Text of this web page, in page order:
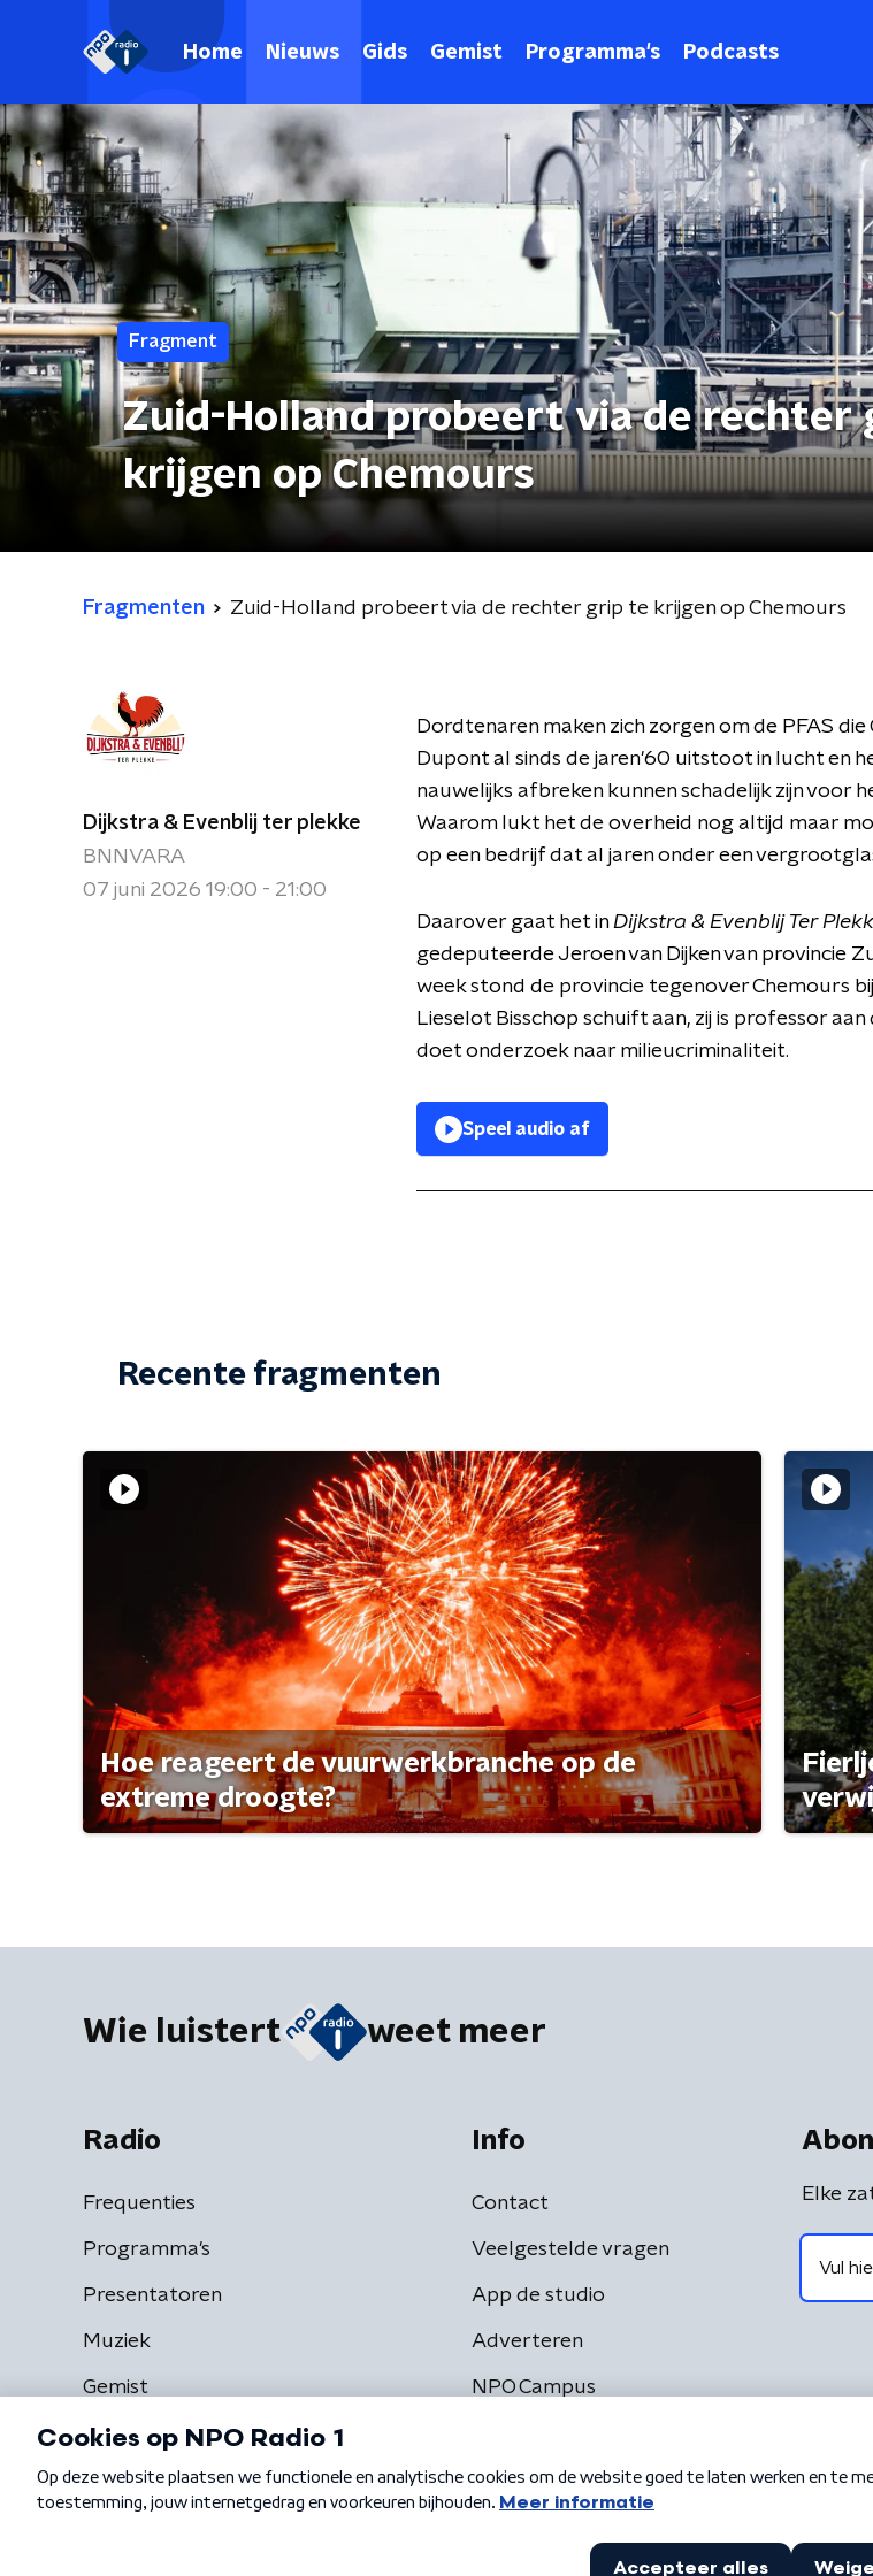
Home Nieuws Gids Gemist Programma's Podcasts
Fragment
Zuid-Holland probeert via de rechter
krijgen op Chemours
Fragmenten Zuid-Holland probeert via de rechter grip te krijgen op Chemours
Dijkstra & Evenblij ter plekke
BNNVARA
07 juni 2026 19:00 - 21:00
Dordtenaren maken zich zorgen om de PFAS
Dupont al sinds de jaren'60 uitstoot in lucht en
nauwelijks afbreken kunnen schadelijk zijn voor
Waarom lukt het de overheid nog altijd maar
op een bedrijf dat al jaren onder een
Daarover gaat het inDijkstra & Evenblij Ter
gedeputeerde Jeroen van Dijken van provincie
week stond de provincie tegenover Chemours
Lieselot Bisschop schuift aan, zij is professor
doet onderzoek naar milieucriminaliteit.
Speel audio af
Recente fragmenten
Hoe reageert de vuurwerkbranche op de
extreme droogte?
Wie luistert weet meer
Radio
Frequenties
Programma's
Presentatoren
Muziek
Gemist
Info
Contact
Veelgestelde vragen
App de studio
Adverteren
NPO Campus
Elke
Algemene voorwaarden Privacybeleid